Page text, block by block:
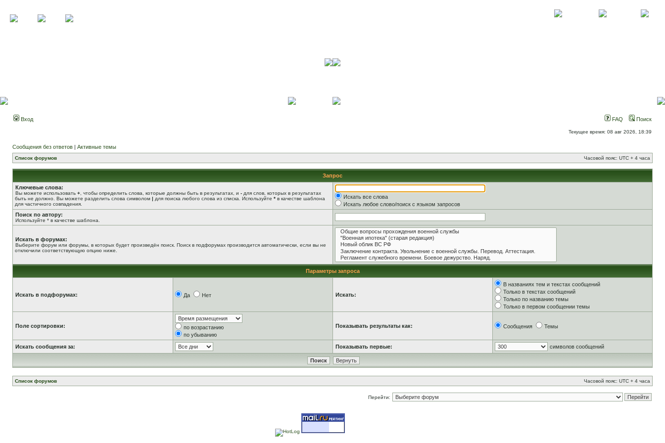
Вход FAQ Поиск
Текущее время: 08 авг 2026, 18:39
Сообщения без ответов | Активные темы
Список форумов Часовой пояс: UTC + 4 часа
Запрос
Ключевые слова:
Вы можете использовать + , чтобы определить слова, которые должны быть в результатах, и - для слов, которых в результатах
быть не должно. Вы можете разделить слова символом | для поиска любого слова из списка. Используйте * в качестве шаблона
для частичного совпадения.
Искать все слова
Искать любое слово/поиск с языком запросов
Поиск по автору:
Используйте * в качестве шаблона.
Искать в форумах:
Выберите форум или форумы, в которых будет произведён поиск. Поиск в подфорумах производится автоматически, если вы не
отключили соответствующую опцию ниже.
Параметры запроса
Искать в подфорумах: Да Нет Искать:
В названиях тем и текстах сообщений
Только в текстах сообщений
Только по названию темы
Только в первом сообщении темы
Поле сортировки:
по возрастанию
по убыванию
Показывать результаты как: Сообщения Темы
Искать сообщения за: Показывать первые: символов сообщений
Список форумов Часовой пояс: UTC + 4 часа
Перейти: